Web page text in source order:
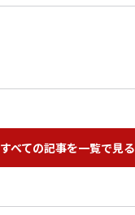
すべての記事を一覧で見る